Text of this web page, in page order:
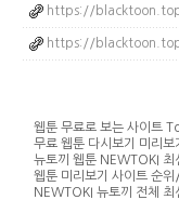
https://
https://
웹툰 무료로 보는 사이트
무료 웹툰 다시보기 미리
뉴토끼 웹툰 NEWTOKI 최
웹툰 미리보기 사이트 순
NEWTOKI 뉴토끼 전체